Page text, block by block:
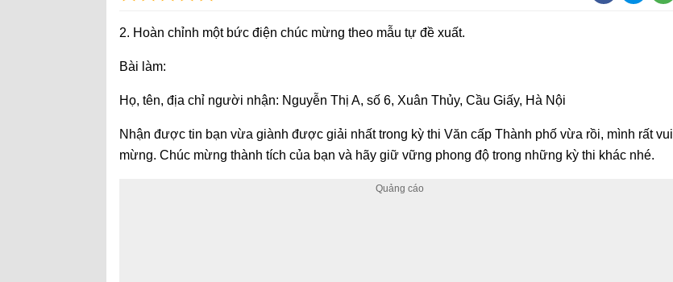
2. Hoàn chỉnh một bức điện chúc mừng theo mẫu tự đề xuất.
Bài làm:
Họ, tên, địa chỉ người nhận: Nguyễn Thị A, số 6, Xuân Thủy, Cầu Giấy, Hà Nội
Nhận được tin bạn vừa giành được giải nhất trong kỳ thi Văn cấp Thành phố vừa rồi, mình rất vui
mừng. Chúc mừng thành tích của bạn và hãy giữ vững phong độ trong những kỳ thi khác nhé.